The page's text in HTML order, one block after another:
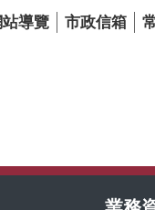
導覽 市政信箱